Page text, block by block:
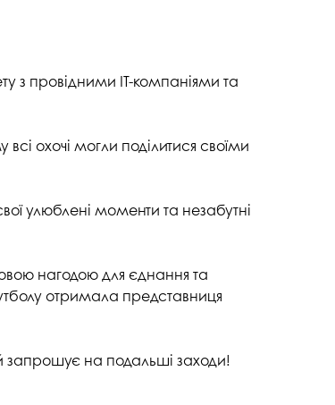
вищої
Офіс міжнародного
Добровільні громадські
об’єднання з питань науки
Наукові праці
Фахові журнали
Науково-технічні заходи
з провідними ІТ-компаніями та
охочі могли поділитися своїми
улюблені моменти та незабутні
нагодою для єднання та
отримала представниця
й запрошує на подальші заходи!